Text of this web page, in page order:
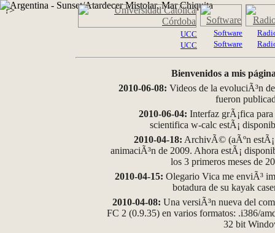
?>
UCC
UCC
Software
Software
Bienvenidos a mis
2010-06-08: Videos de la evoluciÃ³n
fueron
2010-06-04: Interfaz grÃ¡fica
scientifica w-calc estÃ¡
2010-04-18: ArchivÃ© (aÃºn
animaciÃ³n de 2009. Ahora estÃ¡
los 3 primeros meses de
2010-04-15: Olegario Vica me enviÃ³
botadura de su kayak
2010-04-08: Una versiÃ³n nueva del
FC 2 (0.9.35) en varios formatos: .i386/
32 bit